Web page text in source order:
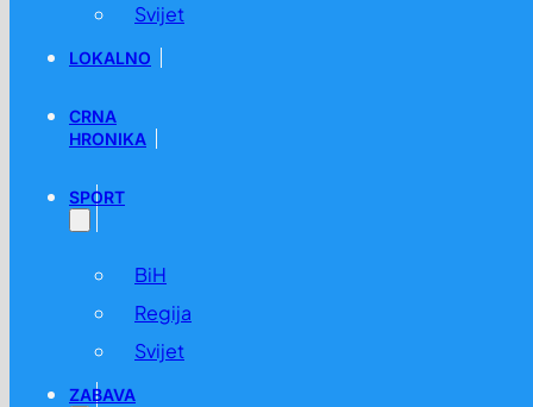
Svijet
LOKALNO
CRNA
HRONIKA
SPORT
BiH
Regija
Svijet
ZABAVA